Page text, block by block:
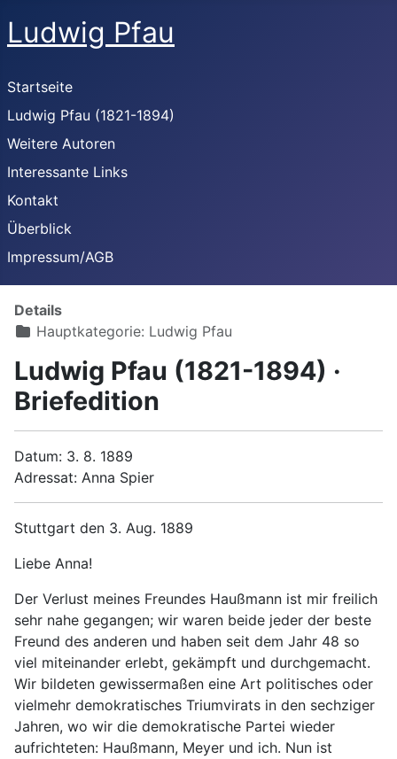
Ludwig Pfau
Startseite
Ludwig Pfau (1821-1894)
Weitere Autoren
Interessante Links
Kontakt
Überblick
Impressum/AGB
Details
Hauptkategorie: Ludwig Pfau
Ludwig Pfau (1821-1894) ·
Briefedition
Datum: 3. 8. 1889
Adressat: Anna Spier
Stuttgart den 3. Aug. 1889
Liebe Anna!
Der Verlust meines Freundes Haußmann ist mir freilich
sehr nahe gegangen; wir waren beide jeder der beste
Freund des anderen und haben seit dem Jahr 48 so
viel miteinander erlebt, gekämpft und durchgemacht.
Wir bildeten gewissermaßen eine Art politisches oder
vielmehr demokratisches Triumvirats in den sechziger
Jahren, wo wir die demokratische Partei wieder
aufrichteten: Haußmann, Meyer und ich. Nun ist